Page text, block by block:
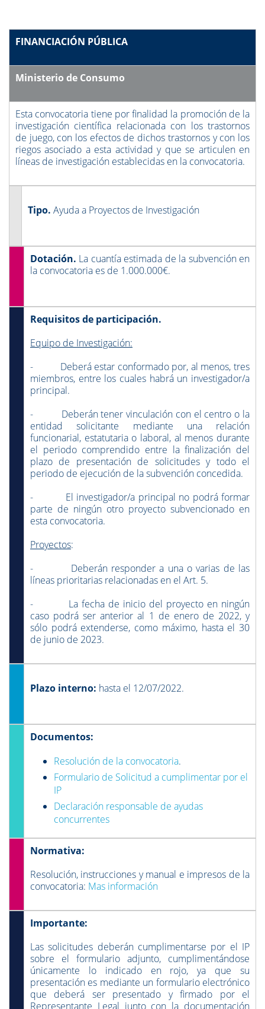
FINANCIACIÓN PÚBLICA
Ministerio de Consumo
Esta convocatoria tiene por finalidad la promoción de la
investigación científica relacionada con los trastornos
de juego, con los efectos de dichos trastornos y con los
riegos asociado a esta actividad y que se articulen en
líneas de investigación establecidas en la convocatoria.
Tipo. Ayuda a Proyectos de Investigación
Dotación. La cuantía estimada de la subvención en
la convocatoria es de 1.000.000€.
Requisitos de participación.
Equipo de Investigación:
- Deberá estar conformado por, al menos, tres
miembros, entre los cuales habrá un investigador/a
principal.
- Deberán tener vinculación con el centro o la
entidad solicitante mediante una relación
funcionarial, estatutaria o laboral, al menos durante
el periodo comprendido entre la finalización del
plazo de presentación de solicitudes y todo el
periodo de ejecución de la subvención concedida.
- El investigador/a principal no podrá formar
parte de ningún otro proyecto subvencionado en
esta convocatoria.
Proyectos:
- Deberán responder a una o varias de las
líneas prioritarias relacionadas en el Art. 5.
- La fecha de inicio del proyecto en ningún
caso podrá ser anterior al 1 de enero de 2022, y
sólo podrá extenderse, como máximo, hasta el 30
de junio de 2023.
Plazo interno: hasta el 12/07/2022.
Documentos:
Resolución de la convocatoria.
Formulario de Solicitud a cumplimentar por el
IP
Declaración responsable de ayudas
concurrentes
Normativa:
Resolución, instrucciones y manual e impresos de la
convocatoria: Mas información
Importante:
Las solicitudes deberán cumplimentarse por el IP
sobre el formulario adjunto, cumplimentándose
únicamente lo indicado en rojo, ya que su
presentación es mediante un formulario electrónico
que deberá ser presentado y firmado por el
Representante Legal junto con la documentación